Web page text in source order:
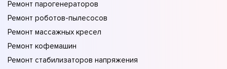
Ремонт парогенераторов
Ремонт роботов-пылесосов
Ремонт массажных кресел
Ремонт кофемашин
Ремонт стабилизаторов напряжения